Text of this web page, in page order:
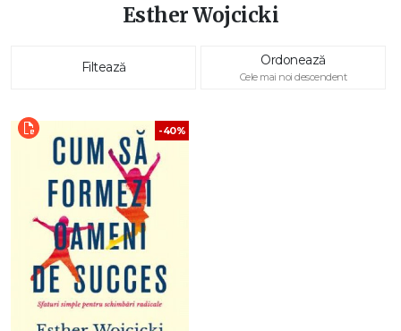
Esther Wojcicki
Filtează Ordonează
Cele mai noi descendent
-40%